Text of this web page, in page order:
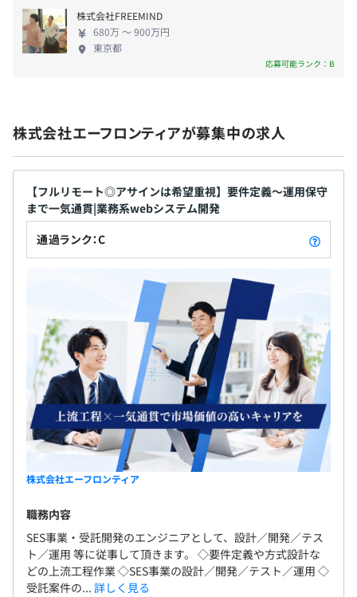
オンライン上からアップロードされる研究データの読込み
システムの開発、サーバ導入・環境構築
・使用技術：jQuery、Java、JSP、Tomcat、Apache、
●未経験の方の入社後研修：約2ヵ月
入社→テキスト学習→社内システムの開発演習→現場案
件にてOJT研修
★カリキュラム例
1.テキストによる技術知識の学習
Java基礎、DB基礎（SQL）、サーバサイド基礎、ビジ
ネスマナー研修、Office基礎
2.開発演習（Java）
・要件に沿ったシステムを開発（DB登録/更新/参照/削
除）
・開発環境の整備（Oracle、Tomcat、Eclipse（関連プラ
グイン含））
・課題/TODO管理
・設計書作成/レビュー実施
・コーディング/レビュー実施
・単体・結合・総合テスト/レビュー実施
・ソースコード管理（Git/GitHub）
・サーバーデプロイ
●スキルアップのための研修制度（会社負担）
方法：e-Learning、Udemy等
・賞与：年2回
昇給：年1回（7月）
関東ITソフトウェア健康保険組合
社会保険完備（健康保険・厚生年金加入・雇用保険・労災
保険）
無期雇用
3カ月(試験控除あり、残業代は出るが残業指示なしのため
自己啓発扱い)
／基本設計／外部設計／移行計画・設計／運用設計
■方式設計サポート アーキテクチャ設計／技術検証
／アプリケーションチューニング／ジョブ設計 ■セ
ターネットサイト開発／Webシステム開発／バッチ
アプリケーション開発 ■インフラ導入設定チューニ
ングサポート WebAPサーバ／DBサーバ／メールサ
ーバの導入設定・チューニング ■AWS（Amazon
Web Services）導入サポート AWS環境構築 ■パッケ
ージ販売 パッケージ販売／導入サポート
株式会社FREEMIND
680万 〜 900万円
東京都
応募可能ランク：B
株式会社エーフロンティアが募集中の求人
【フルリモート◎アサインは希望重視】要件定義～運用保守
まで一気通貫|業務系webシステム開発
通過ランク：C
株式会社エーフロンティア
職務内容
SES事業・受託開発のエンジニアとして、設計／開発／テス
ト／運用 等に従事して頂きます。 ◇要件定義や方式設計な
どの上流工程作業 ◇SES事業の設計／開発／テスト／運用 ◇
受託案件の... 詳しく見る